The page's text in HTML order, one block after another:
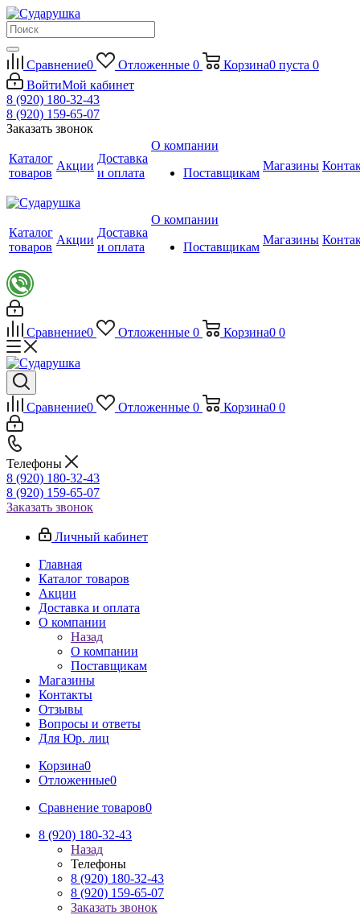
Сравнение0 Отложенные 0 Корзина0 пуста 0
ВойтиМой кабинет
8 (920) 180-32-43
8 (920) 159-65-07
Заказать звонок
Каталог
товаров
Акции
Доставка
и оплата
О компании
Поставщикам
Магазины
Каталог
товаров
Акции
Доставка
и оплата
О компании
Поставщикам
Магазины
Сравнение0 Отложенные 0 Корзина0 0
Сравнение0 Отложенные 0 Корзина0 0
Телефоны
8 (920) 180-32-43
8 (920) 159-65-07
Заказать звонок
Личный кабинет
Главная
Каталог товаров
Акции
Доставка и оплата
О компании
Назад
О компании
Поставщикам
Магазины
Контакты
Отзывы
Вопросы и ответы
Для Юр. лиц
Корзина0
Отложенные0
Сравнение товаров0
8 (920) 180-32-43
Назад
Телефоны
8 (920) 180-32-43
8 (920) 159-65-07
Заказать звонок